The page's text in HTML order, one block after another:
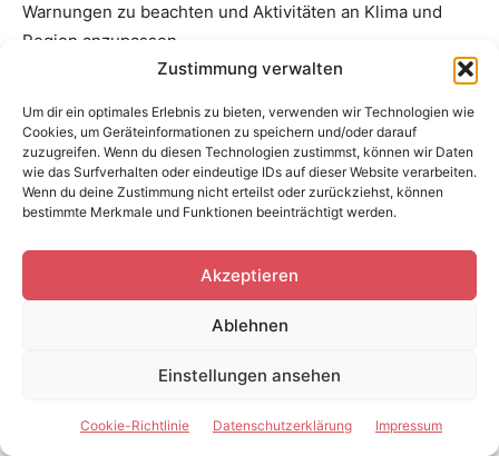
Zustimmung verwalten
Um dir ein optimales Erlebnis zu bieten, verwenden wir Technologien wie
Cookies, um Geräteinformationen zu speichern und/oder darauf
zuzugreifen. Wenn du diesen Technologien zustimmst, können wir Daten
wie das Surfverhalten oder eindeutige IDs auf dieser Website verarbeiten.
Wenn du deine Zustimmung nicht erteilst oder zurückziehst, können
bestimmte Merkmale und Funktionen beeinträchtigt werden.
Akzeptieren
Ablehnen
Einstellungen ansehen
Cookie-Richtlinie Datenschutzerklärung Impressum
Warnungen zu beachten und Aktivitäten an Klima und
Region anzupassen.
Mücken, Zecken und
Naturausrüstung
Mücken gehören zu Schweden dazu, besonders in
Südschweden sind sie meist gut erträglich, in
Nordschweden und Lappland können sie im Sommer
sehr intensiv werden. Mückenschutz, lange Kleidung,